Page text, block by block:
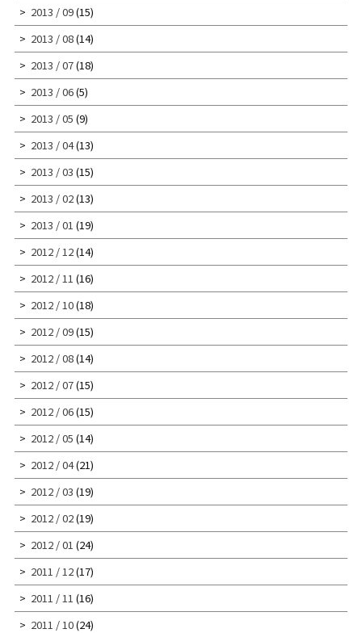
2013 / 09(15)
2013 / 08(14)
2013 / 07(18)
2013 / 06(5)
2013 / 05 (9)
2013 / 04(13)
2013 / 03 (15)
2013 / 02(13)
2013 / 01 (19)
2012 / 12(14)
2012 / 11 (16)
2012 / 10(18)
2012 / 09(15)
2012 / 08(14)
2012 / 07(15)
2012 / 06(15)
2012 / 05 (14)
2012 / 04(21)
2012 / 03 (19)
2012 / 02(19)
2012 / 01 (24)
2011 / 12(17)
2011 / 11 (16)
2011 / 10(24)